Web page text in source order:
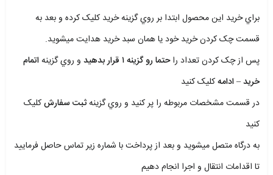
براي خريد اين محصول ابتدا بر روي گزينه خريد کليک کرده و بعد به
قسمت چک کردن خريد خود يا همان سبد خريد هدايت ميشويد.
پس از چک کردن تعداد راحتما رو گزينه ۱ قرار بدهيد و روي گزينهاتمام
خريد – ادامهکليک کنيد
در قسمت مشخصات مربوطه را پر کنيد و روي گزينهثبت سفارشکليک
کنيد
به درگاه متصل ميشويد و بعد از پرداخت با شماره زير تماس حاصل فرماييد
تا اقدامات انتقال و اجرا انجام دهيم